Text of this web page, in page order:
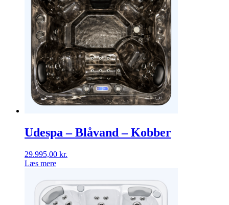
Udespa – Blåvand – Kobber
29.995,00 kr.
Læs mere